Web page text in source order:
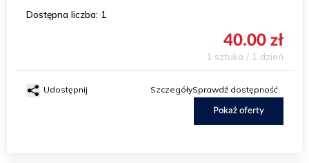
Dostępna liczba: 1
40.00 zł
1 sztuka / 1 dzień
Udostępnij SzczegółySprawdź dostępność
Pokaż oferty